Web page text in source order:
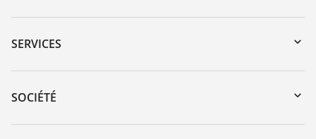
Téléchargements
Recherche par numéro de série
DTM Collection/PACTware
SERVICES
Retour d'appareil
Formations
SOCIÉTÉ
Carrière